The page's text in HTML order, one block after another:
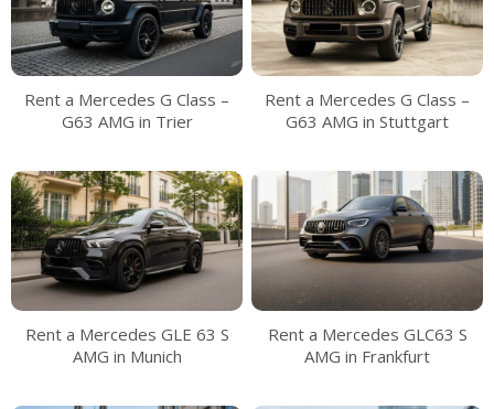
Rent a Mercedes G Class –
G63 AMG in Trier
Rent a Mercedes G Class –
G63 AMG in Stuttgart
Rent a Mercedes GLE 63 S
AMG in Munich
Rent a Mercedes GLC63 S
AMG in Frankfurt